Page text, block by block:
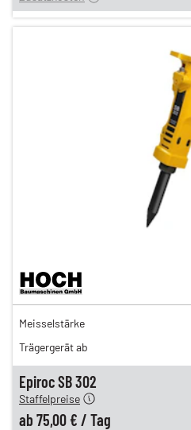
Epiroc SB 302
129,00 €
108,00 €
89,00 €
Staffelpreise
ab 75,00 € / Tag
12,00 €
Meisselstärke
Trägergerät ab